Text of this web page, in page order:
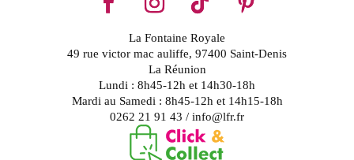
La Fontaine Royale
49 rue victor mac auliffe, 97400 Saint-Denis
La Réunion
Lundi : 8h45-12h et 14h30-18h
Mardi au Samedi : 8h45-12h et 14h15-18h
0262 21 91 43 / info@lfr.fr